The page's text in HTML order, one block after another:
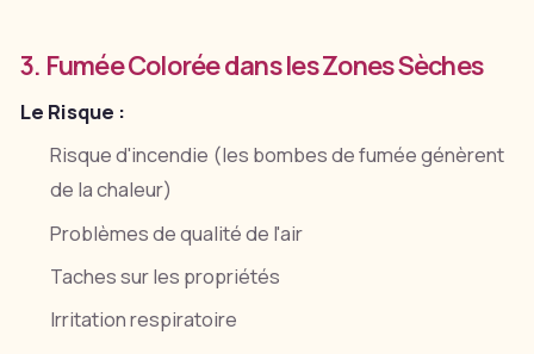
3. Fumée Colorée dans les Zones Sèches
Le Risque :
Risque d'incendie (les bombes de fumée génèrent
de la chaleur)
Problèmes de qualité de l'air
Taches sur les propriétés
Irritation respiratoire